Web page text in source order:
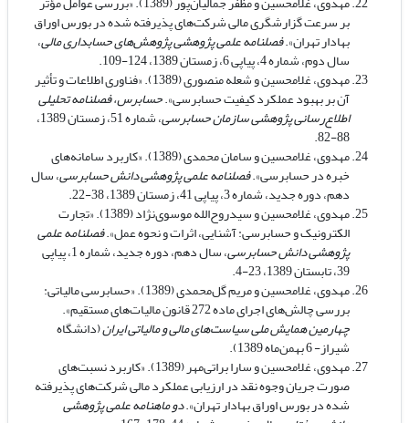
بر سرعت گزارشگری مالی شرکت‌های پذیرفته شده در بورس اوراق
بهادار تهران».فصلنامه علمی پژوهشی پژوهش‌های حسابداری مالی،
سال دوم، شماره 4، پیاپی 6، زمستان 1389، 124-109.
مهدوی، غلامحسین و شعله منصوری (1389). «فناوری اطلاعات و تأثیر
آن بر بهبود عملکرد کیفیت حسابرسی».حسابرس، فصلنامه تحلیلی
اطلاع‌رسانی پژوهشی سازمان حسابرسی ، شماره 51، زمستان 1389،
88-82.
مهدوی، غلامحسین و سامان محمدی (1389). «کاربرد سامانه‌های
خبره در حسابرسی».فصلنامه علمی پژوهشی دانش حسابرسی، سال
دهم، دوره جدید، شماره 3، پیاپی 41، زمستان 1389، 38-22.
مهدوی، غلامحسین و سیدروح‌الله موسوی‌‌نژاد (1389). «تجارت
الکترونیک و حسابرسی: آشنایی، اثرات و نحوه عمل».فصلنامه علمی
پژوهشی دانش حسابرسی ، سال دهم، دوره جدید، شماره 1، پیاپی
39، تابستان 1389، 23-4.
مهدوی، غلامحسین و مریم گل‌محمدی (1389). «حسابرسی مالیاتی:
بررسی چالش‌های اجرای ماده 272 قانون مالیات‌های مستقیم».
چهارمین همایش ملی سیاست‌های مالی و مالیاتی ایران(دانشگاه
شیراز- 6 بهمن‌ماه 1389).
مهدوی، غلامحسین و سارا براتی‌مهر (1389). «کاربرد نسبت‌های
صورت جریان وجوه نقد در ارزیابی عملکرد مالی شرکت‌های پذیرفته
شده در بورس اوراق بهادار تهران».دو ماهنامه علمی پژوهشی